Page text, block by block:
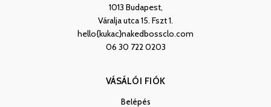
1013 Budapest,
Váralja utca 15. Fszt 1.
hello{kukac}nakedbossclo.com
06 30 722 0203
VÁSÁLÓI FIÓK
Belépés